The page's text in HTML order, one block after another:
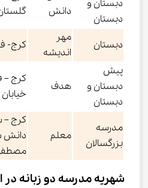
دبستان و
دبستان
دانش
گلستان
دبستان
مهر
اندیشه
کرج-
پیش
دبستان و
دبستان
هدف
کرج –
مدرسه
بزرگسالان
معلم
کرج –
دانش
شهریه مدرسه دو زبانه در